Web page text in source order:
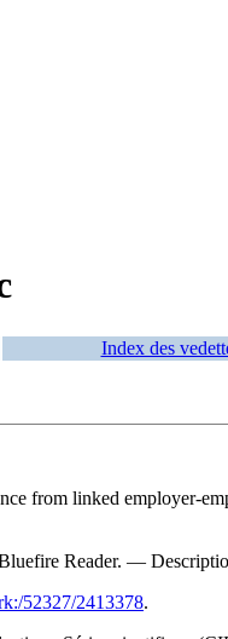
Index des
from linked employer-
Reader. —
52327/2413378.